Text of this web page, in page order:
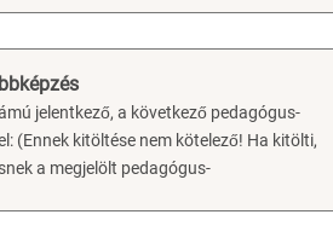
jelentkező, a következő pedagógus-
(Ennek kitöltése nem kötelező! Ha kitölti,
a megjelölt pedagógus-